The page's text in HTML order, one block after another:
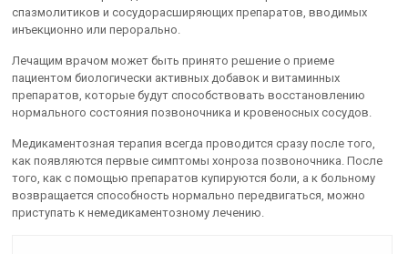
спазмолитиков и сосудорасширяющих препаратов, вводимых
инъекционно или перорально.
Лечащим врачом может быть принято решение о приеме
пациентом биологически активных добавок и витаминных
препаратов, которые будут способствовать восстановлению
нормального состояния позвоночника и кровеносных сосудов.
Медикаментозная терапия всегда проводится сразу после того,
как появляются первые симптомы хонроза позвоночника. После
того, как с помощью препаратов купируются боли, а к больному
возвращается способность нормально передвигаться, можно
приступать к немедикаментозному лечению.